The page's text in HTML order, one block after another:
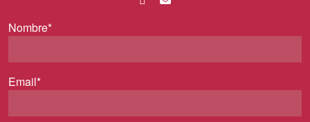
Nombre*
Email*